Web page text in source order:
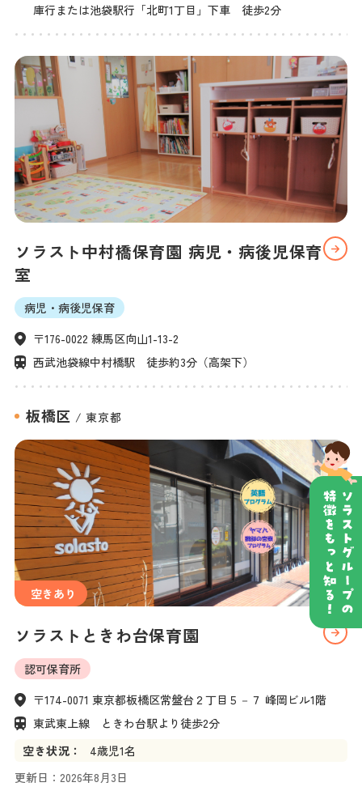
庫行または池袋駅行「北町1丁目」下車　徒歩2分
ソラスト中村橋保育園 病児・病後児保育
室
病児・病後児保育
〒176-0022 練馬区向山1-13-2
西武池袋線中村橋駅　徒歩約3分（高架下）
板橋区 / 東京都
空きあり
ソラストときわ台保育園
認可保育所
〒174-0071 東京都板橋区常盤台２丁目５－７ 峰岡ビル1階
東武東上線　ときわ台駅より徒歩2分
空き状況：
4歳児1名
更新日： 2026年8月3日